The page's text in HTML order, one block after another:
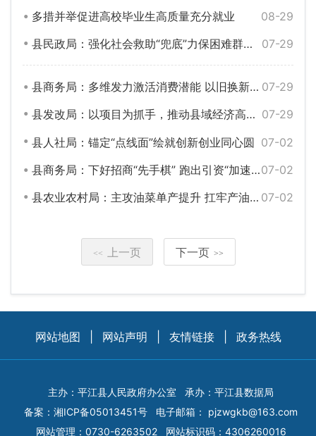
08-29
多措并举促进高校毕业生高质量充分就业
07-29
县民政局：强化社会救助“兜底”力保困难群众“有底”
07-29
县商务局：多维发力激活消费潜能 以旧换新交出亮眼答卷
07-29
县发改局：以项目为抓手，推动县域经济高质量发展
07-02
县人社局：锚定“点线面”绘就创新创业同心圆
07-02
县商务局：下好招商“先手棋” 跑出引资“加速度”
07-02
县农业农村局：主攻油菜单产提升 扛牢产油大县责任
<< 上一页 下一页 >>
网站地图 网站声明 友情链接 政务热线
主办：平江县人民政府办公室
承办：平江县数据局
备案： 湘ICP备05013451号 电子邮箱： pjzwgkb@163.com
网站管理：0730-6263502
网站标识码：4306260016